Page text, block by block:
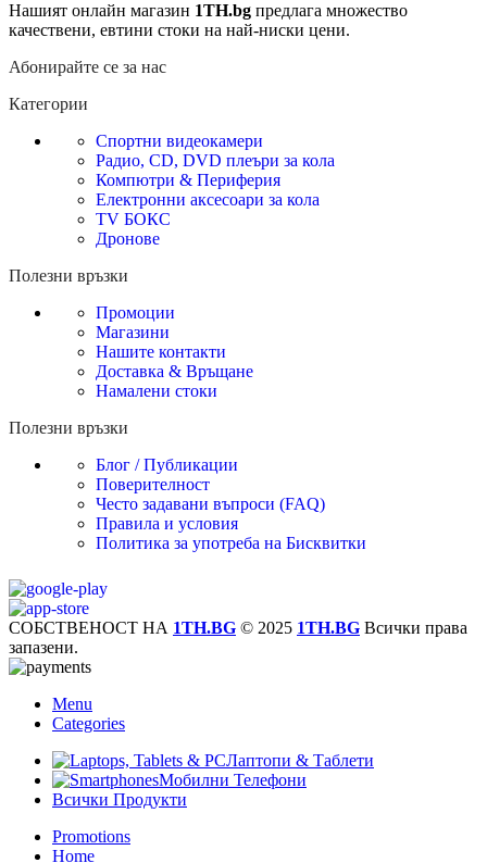
Нашият онлайн магазин 1TH.bg предлага множество
качествени, евтини стоки на най-ниски цени.
Абонирайте се за нас
Категории
Спортни видеокамери
Радио, CD, DVD плеъри за кола
Компютри & Периферия
Електронни аксесоари за кола
TV БОКС
Дронове
Полезни връзки
Промоции
Магазини
Нашите контакти
Доставка & Връщане
Намалени стоки
Полезни връзки
Блог / Публикации
Поверителност
Често задавани въпроси (FAQ)
Правила и условия
Политика за употреба на Бисквитки
СОБСТВЕНОСТ НА 1TH.BG © 2025 1TH.BG Всички права
запазени.
Menu
Categories
Лаптопи & Таблети
Мобилни Телефони
Всички Продукти
Promotions
Home